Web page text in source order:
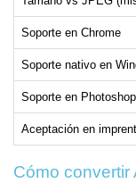
Soporte en Chrome
Soporte nativo en
Soporte en Photoshop
Aceptación en
Cómo convertir